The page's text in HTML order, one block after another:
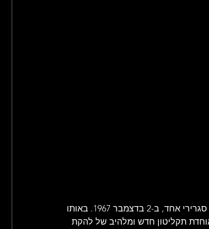
ההיסטוריה של הפופ הבריטי רשמה לעצמה רגע מכונן ביום סגרירי אחד, ב-2 בדצמבר 1967. באותו
תקליטון חדש ומלהיב של להקת